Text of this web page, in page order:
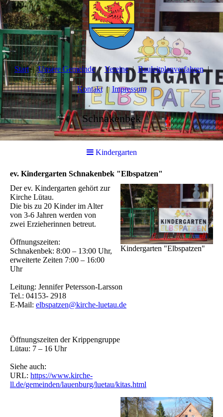
Start Unsere Gemeinde Vereine Bauleitplanverfahren
Kontakt Impressum
Schnakenbek
Kindergarten
ev. Kindergarten Schnakenbek "Elbspatzen"
Kindergarten "Elbspatzen"
Der ev. Kindergarten gehört zur
Kirche Lütau.
Die bis zu 20 Kinder im Alter
von 3-6 Jahren werden von
zwei Erzieherinnen betreut.
Öffnungszeiten:
Schnakenbek: 8:00 – 13:00 Uhr,
erweiterte Zeiten 7:00 – 16:00
Uhr
Leitung: Jennifer Petersson-Larsson
Tel.: 04153- 2918
E-Mail: elbspatzen@kirche-luetau.de
Öffnungszeiten der Krippengruppe
Lütau: 7 – 16 Uhr
Siehe auch:
URL: https://www.kirche-
ll.de/gemeinden/lauenburg/luetau/kitas.html